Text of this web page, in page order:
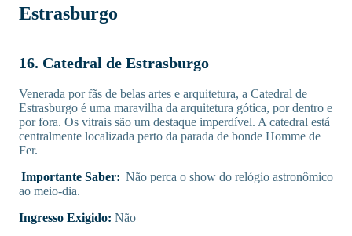
Estrasburgo
16. Catedral de Estrasburgo
Venerada por fãs de belas artes e arquitetura, a Catedral de
Estrasburgo é uma maravilha da arquitetura gótica, por dentro e
por fora. Os vitrais são um destaque imperdível. A catedral está
centralmente localizada perto da parada de bonde Homme de
Fer.
Importante Saber: Não perca o show do relógio astronômico
ao meio-dia.
Ingresso Exigido: Não